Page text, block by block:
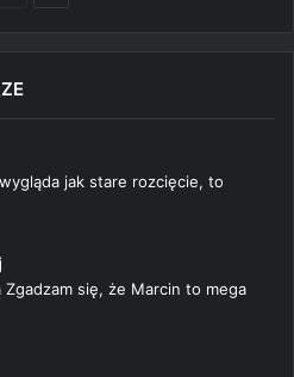
jak stare rozcięcie, to
Zgadzam się, że Marcin to mega